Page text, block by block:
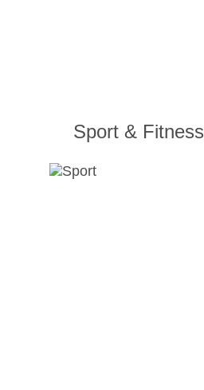
Sport & Fitness